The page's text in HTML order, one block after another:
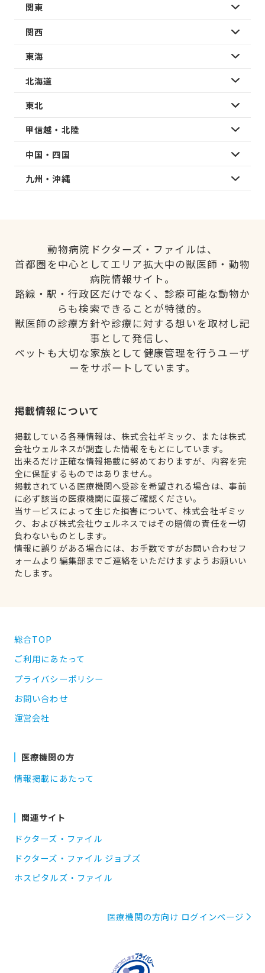
関東
関西
東海
北海道
東北
甲信越・北陸
中国・四国
九州・沖縄
動物病院ドクターズ・ファイルは、
首都圏を中心としてエリア拡大中の獣医師・動物
病院情報サイト。
路線・駅・行政区だけでなく、診療可能な動物か
らも検索できることが特徴的。
獣医師の診療方針や診療に対する想いを取材し記
事として発信し、
ペットも大切な家族として健康管理を行うユーザ
ーをサポートしています。
掲載情報について
掲載している各種情報は、株式会社ギミック、または株式
会社ウェルネスが調査した情報をもとにしています。
出来るだけ正確な情報掲載に努めておりますが、内容を完
全に保証するものではありません。
掲載されている医療機関へ受診を希望される場合は、事前
に必ず該当の医療機関に直接ご確認ください。
当サービスによって生じた損害について、株式会社ギミッ
ク、および株式会社ウェルネスではその賠償の責任を一切
負わないものとします。
情報に誤りがある場合には、お手数ですがお問い合わせフ
ォームより編集部までご連絡をいただけますようお願いい
たします。
総合TOP
ご利用にあたって
プライバシーポリシー
お問い合わせ
運営会社
医療機関の方
情報掲載にあたって
関連サイト
ドクターズ・ファイル
ドクターズ・ファイル ジョブズ
ホスピタルズ・ファイル
医療機関の方向け ログインページ